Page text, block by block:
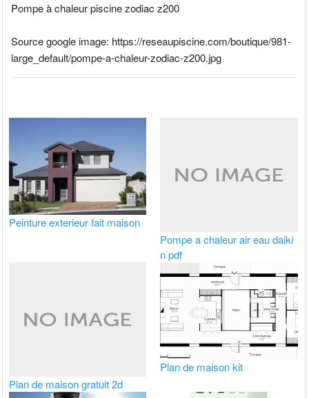
Pompe à chaleur piscine zodiac z200
Source google image: https://reseaupiscine.com/boutique/981-
large_default/pompe-a-chaleur-zodiac-z200.jpg
Peinture exterieur fait maison
Pompe a chaleur air eau daiki
n pdf
Plan de maison gratuit 2d
Plan de maison kit